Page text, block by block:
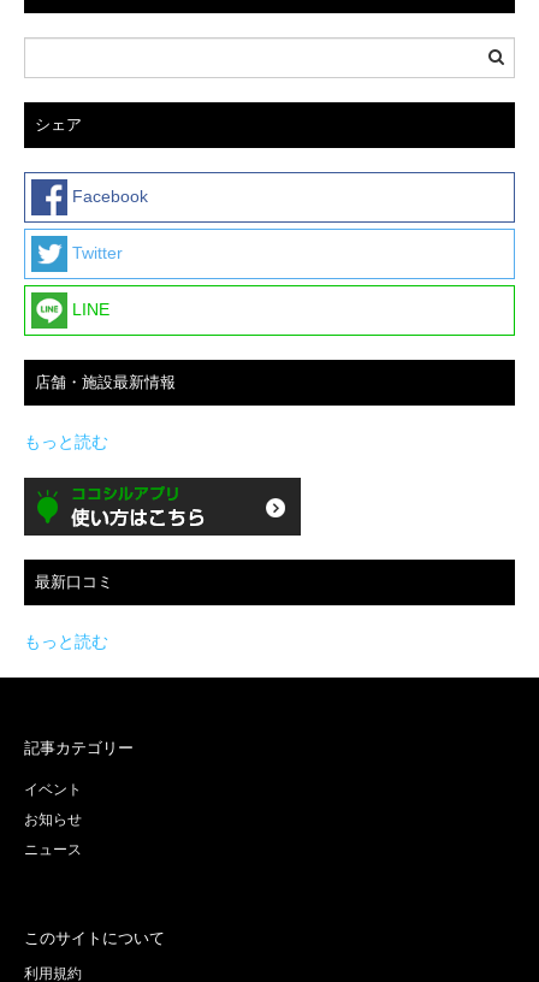
シェア
Facebook
Twitter
LINE
店舗・施設最新情報
もっと読む
最新口コミ
もっと読む
記事カテゴリー
イベント
お知らせ
ニュース
このサイトについて
利用規約